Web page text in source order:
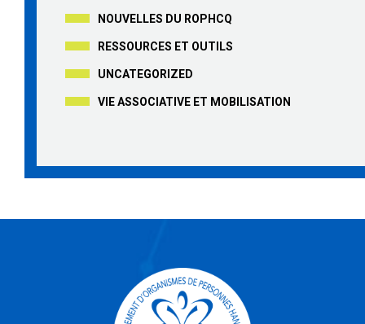
NOUVELLES DU ROPHCQ
RESSOURCES ET OUTILS
UNCATEGORIZED
VIE ASSOCIATIVE ET MOBILISATION